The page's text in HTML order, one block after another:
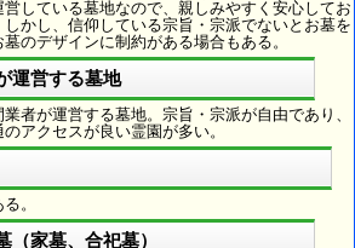
している墓地なので、親しみやすく安心してお
かし、信仰している宗旨・宗派でないとお墓を
のデザインに制約がある場合もある。
運営する墓地
者が運営する墓地。宗旨・宗派が自由であり、
アクセスが良い霊園が多い。
。
（家墓、合祀墓）